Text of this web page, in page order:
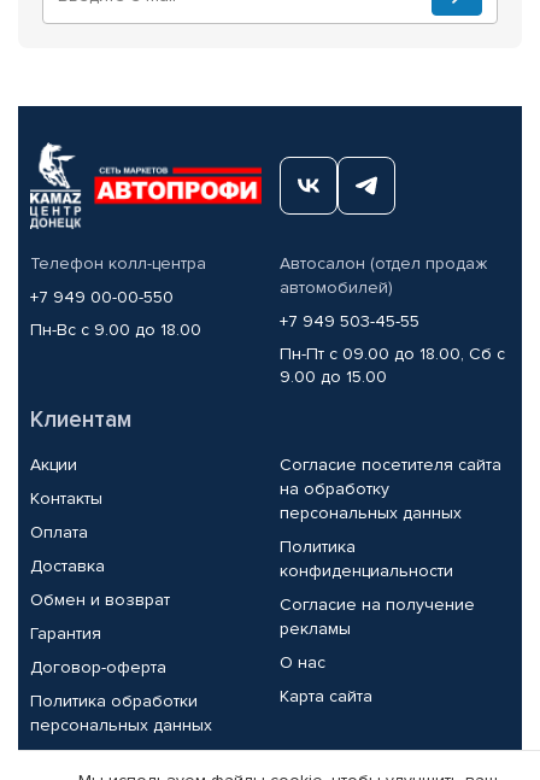
Телефон колл-центра
+7 949 00-00-550
Пн-Вс с 9.00 до 18.00
Автосалон (отдел продаж
автомобилей)
+7 949 503-45-55
Пн-Пт с 09.00 до 18.00, Сб с
9.00 до 15.00
Клиентам
Акции
Контакты
Оплата
Доставка
Обмен и возврат
Гарантия
Договор-оферта
Политика обработки
персональных данных
Согласие посетителя сайта
на обработку
персональных данных
Политика
конфиденциальности
Согласие на получение
рекламы
О нас
Карта сайта